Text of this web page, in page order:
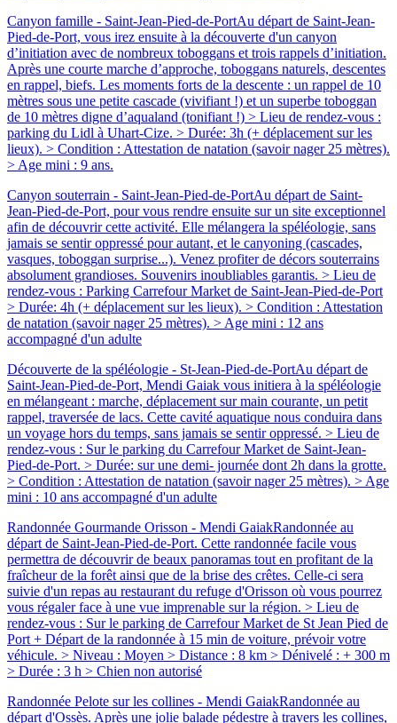
Canyon famille - Saint-Jean-Pied-de-PortAu départ de Saint-Jean-
Pied-de-Port, vous irez ensuite à la découverte d'un canyon
d’initiation avec de nombreux toboggans et trois rappels d’initiation.
Après une courte marche d’approche, toboggans naturels, descentes
en rappel, biefs. Les moments forts de la descente : un rappel de 10
mètres sous une petite cascade (vivifiant !) et un superbe toboggan
de 10 mètres digne d’aqualand (tonifiant !) > Lieu de rendez-vous :
parking du Lidl à Uhart-Cize. > Durée: 3h (+ déplacement sur les
lieux). > Condition : Attestation de natation (savoir nager 25 mètres).
> Age mini : 9 ans.
Canyon souterrain - Saint-Jean-Pied-de-PortAu départ de Saint-
Jean-Pied-de-Port, pour vous rendre ensuite sur un site exceptionnel
afin de découvrir cette activité. Elle mélangera la spéléologie, sans
jamais se sentir oppressé pour autant, et le canyoning (cascades,
vasques, toboggan surprise...). Venez profiter de décors souterrains
absolument grandioses. Souvenirs inoubliables garantis. > Lieu de
rendez-vous : Parking Carrefour Market de Saint-Jean-Pied-de-Port
> Durée: 4h (+ déplacement sur les lieux). > Condition : Attestation
de natation (savoir nager 25 mètres). > Age mini : 12 ans
accompagné d'un adulte
Découverte de la spéléologie - St-Jean-Pied-de-PortAu départ de
Saint-Jean-Pied-de-Port, Mendi Gaiak vous initiera à la spéléologie
en mélangeant : marche, déplacement sur main courante, un petit
rappel, traversée de lacs. Cette cavité aquatique nous conduira dans
un voyage hors du temps, sans jamais se sentir oppressé. > Lieu de
rendez-vous : Sur le parking du Carrefour Market de Saint-Jean-
Pied-de-Port. > Durée: sur une demi- journée dont 2h dans la grotte.
> Condition : Attestation de natation (savoir nager 25 mètres). > Age
mini : 10 ans accompagné d'un adulte
Randonnée Gourmande Orisson - Mendi GaiakRandonnée au
départ de Saint-Jean-Pied-de-Port. Cette randonnée facile vous
permettra de découvrir de beaux panoramas tout en profitant de la
fraîcheur de la forêt ainsi que de la brise des crêtes. Celle-ci sera
suivie d'un repas au restaurant du refuge d'Orisson où vous pourrez
vous régaler face à une vue imprenable sur la région. > Lieu de
rendez-vous : Sur le parking de Carrefour Market de St Jean Pied de
Port + Départ de la randonnée à 15 min de voiture, prévoir votre
véhicule. > Niveau : Moyen > Distance : 8 km > Dénivelé : + 300 m
> Durée : 3 h > Chien non autorisé
Randonnée Pelote sur les collines - Mendi GaiakRandonnée au
départ d'Ossès. Après une jolie balade pédestre à travers les collines,